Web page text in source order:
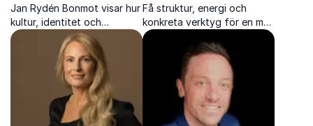
Jan Rydén Bonmot visar hur
kultur, identitet och
spekulativ design kan bli
nycklar till verklig
systemförändring i den
hållbara omställningen.
Få struktur, energi och
konkreta verktyg för en mer
effektiv arbetsdag med Jan